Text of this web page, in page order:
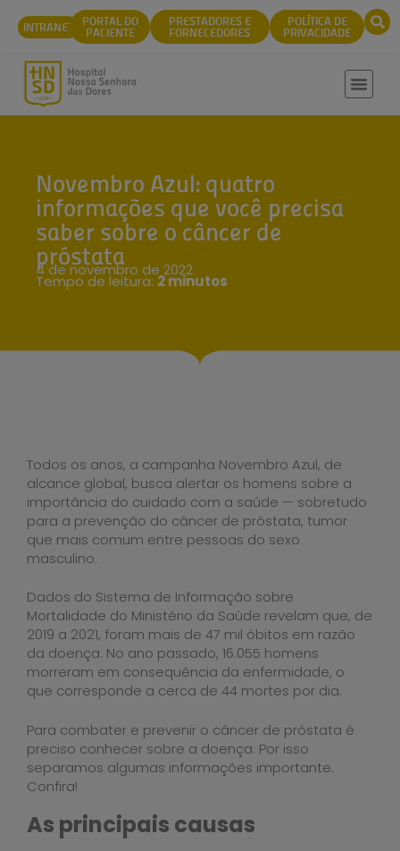
conteúdo
INTRANET PORTAL DO
PACIENTE
PRESTADORES E
FORNECEDORES
POLÍTICA DE
PRIVACIDADE
Novembro Azul: quatro
informações que você precisa
saber sobre o câncer de
próstata
4 de novembro de 2022
Tempo de leitura: 2 minutos
Todos os anos, a campanha Novembro Azul, de
alcance global, busca alertar os homens sobre a
importância do cuidado com a saúde — sobretudo
para a prevenção do câncer de próstata, tumor
que mais comum entre pessoas do sexo
masculino.
Dados do Sistema de Informação sobre
Mortalidade do Ministério da Saúde revelam que, de
2019 a 2021, foram mais de 47 mil óbitos em razão
da doença. No ano passado, 16.055 homens
morreram em consequência da enfermidade, o
que corresponde a cerca de 44 mortes por dia.
Para combater e prevenir o câncer de próstata é
preciso conhecer sobre a doença. Por isso
separamos algumas informações importante.
Confira!
As principais causas